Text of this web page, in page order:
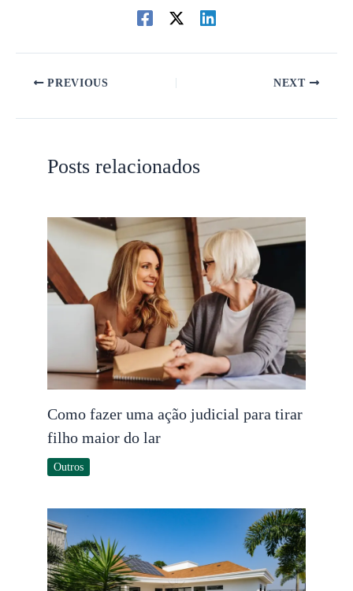
PREVIOUS NEXT
Posts relacionados
Como fazer uma ação judicial para tirar
filho maior do lar
Outros